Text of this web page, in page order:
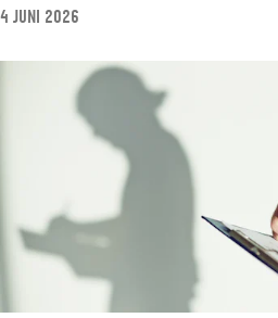
4 juni 2026